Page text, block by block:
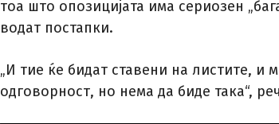
тоа што опозицијата има сериозен
водат постапки.
„И тие ќе бидат ставени на листите, и
одговорност, но нема да биде така“,